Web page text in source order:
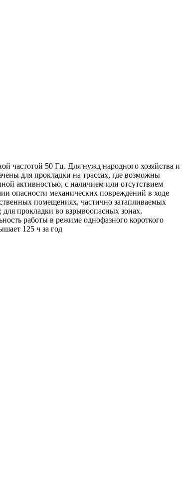
частотой 50 Гц. Для нужд народного хозяйства и
для прокладки на трассах, где возможны
активностью, с наличием или отсутствием
опасности механических повреждений в ходе
помещениях, частично затапливаемых
прокладки во взрывоопасных зонах.
работы в режиме однофазного короткого
125 ч за год